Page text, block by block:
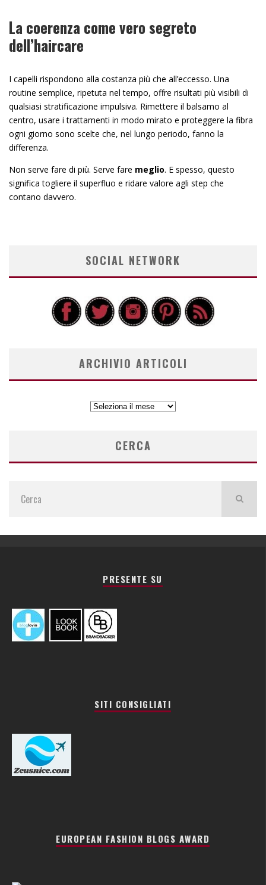
La coerenza come vero segreto
dell’haircare
I capelli rispondono alla costanza più che all’eccesso. Una
routine semplice, ripetuta nel tempo, offre risultati più visibili di
qualsiasi stratificazione impulsiva. Rimettere il balsamo al
centro, usare i trattamenti in modo mirato e proteggere la fibra
ogni giorno sono scelte che, nel lungo periodo, fanno la
differenza.
Non serve fare di più. Serve fare meglio. E spesso, questo
significa togliere il superfluo e ridare valore agli step che
contano davvero.
SOCIAL NETWORK
ARCHIVIO ARTICOLI
ARCHIVIO
CERCA
PRESENTE SU
SITI CONSIGLIATI
EUROPEAN FASHION BLOGS AWARD